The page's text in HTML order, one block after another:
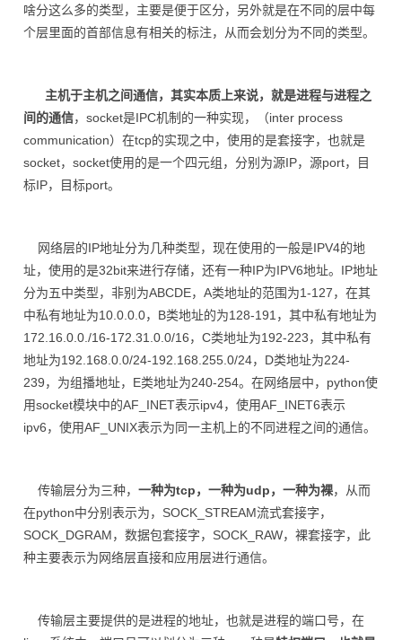
啥分这么多的类型，主要是便于区分，另外就是在不同的层中每
个层里面的首部信息有相关的标注，从而会划分为不同的类型。
主机于主机之间通信，其实本质上来说，就是进程与进程之
间的通信，socket是IPC机制的一种实现，（inter process
communication）在tcp的实现之中，使用的是套接字，也就是
socket，socket使用的是一个四元组，分别为源IP，源port，目
标IP，目标port。
网络层的IP地址分为几种类型，现在使用的一般是IPV4的地
址，使用的是32bit来进行存储，还有一种IP为IPV6地址。IP地址
分为五中类型，非别为ABCDE，A类地址的范围为1-127，在其
中私有地址为10.0.0.0，B类地址的为128-191，其中私有地址为
172.16.0.0./16-172.31.0.0/16，C类地址为192-223，其中私有
地址为192.168.0.0/24-192.168.255.0/24，D类地址为224-
239，为组播地址，E类地址为240-254。在网络层中，python使
用socket模块中的AF_INET表示ipv4，使用AF_INET6表示
ipv6，使用AF_UNIX表示为同一主机上的不同进程之间的通信。
传输层分为三种， 一种为tcp，一种为udp，一种为裸，从而
在python中分别表示为，SOCK_STREAM流式套接字，
SOCK_DGRAM，数据包套接字，SOCK_RAW，裸套接字，此
种主要表示为网络层直接和应用层进行通信。
传输层主要提供的是进程的地址，也就是进程的端口号，在